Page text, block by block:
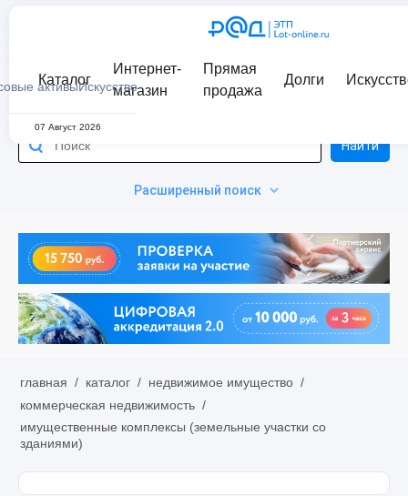
активыИскусство
Каталог
Интернет-
магазин
Прямая
продажа
Долги
07 Август 2026
Расширенный поиск
Найти
главная / каталог / недвижимое имущество /
коммерческая недвижимость /
имущественные комплексы (земельные участки со
зданиями)